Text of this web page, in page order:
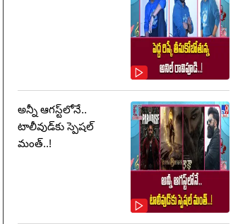
అన్నీ ఆగస్ట్‌లోనే..
టాలీవుడ్‌కు స్పెషల్
మంత్..!